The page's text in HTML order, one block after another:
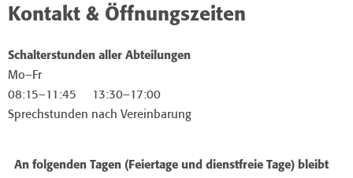
Kontakt & Öffnungszeiten
Schalterstunden aller Abteilungen
Mo–Fr
08:15–11:45 13:30–17:00
Sprechstunden nach Vereinbarung
An folgenden Tagen (Feiertage und dienstfreie Tage) bleibt